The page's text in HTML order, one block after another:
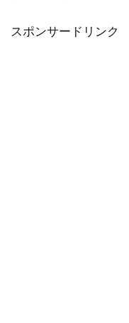
スポンサードリンク